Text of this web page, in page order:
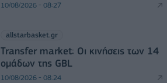
10/08/2026 - 08:27
allstarbasket.gr
Transfer market: Οι κινήσεις των 14
ομάδων της GBL
10/08/2026 - 08:24